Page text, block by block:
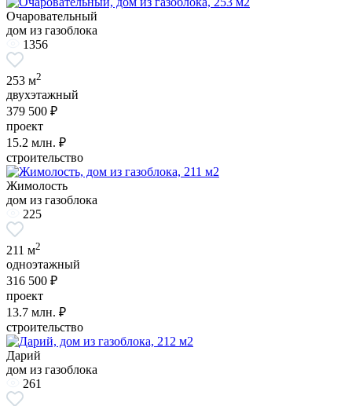
Очаровательный
дом из газоблока
1356
253 м2
двухэтажный
379 500 ₽
проект
15.2 млн. ₽
строительство
Жимолость
дом из газоблока
225
211 м2
одноэтажный
316 500 ₽
проект
13.7 млн. ₽
строительство
Дарий
дом из газоблока
261